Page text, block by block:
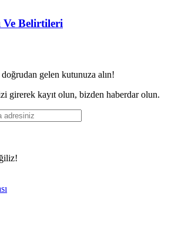
Ve Belirtileri
gelen kutunuza alın!
girerek kayıt olun, bizden haberdar olun.